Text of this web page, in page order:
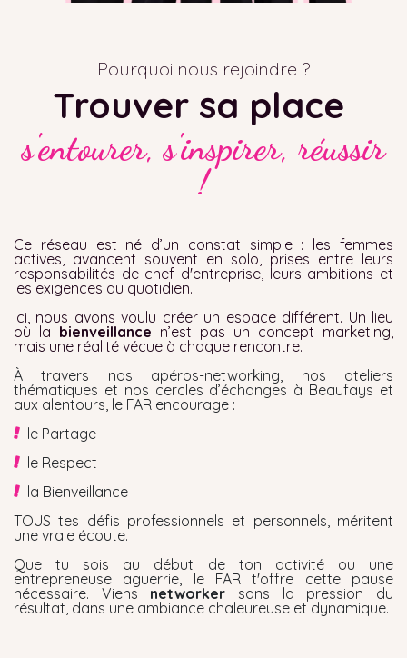
Pourquoi nous rejoindre ?
Trouver sa place
s'entourer, s'inspirer, réussir
!
Ce réseau est né d’un constat simple : les femmes
actives, avancent souvent en solo, prises entre leurs
responsabilités de chef d'entreprise, leurs ambitions et
les exigences du quotidien.
Ici, nous avons voulu créer un espace différent. Un lieu
où la bienveillance n’est pas un concept marketing,
mais une réalité vécue à chaque rencontre.
À travers nos apéros-networking, nos ateliers
thématiques et nos cercles d’échanges à Beaufays et
aux alentours, le FAR encourage :
le Partage
le Respect
la Bienveillance
TOUS tes défis professionnels et personnels, méritent
une vraie écoute.
Que tu sois au début de ton activité ou une
entrepreneuse aguerrie, le FAR t'offre cette pause
nécessaire. Viens networker sans la pression du
résultat, dans une ambiance chaleureuse et dynamique.